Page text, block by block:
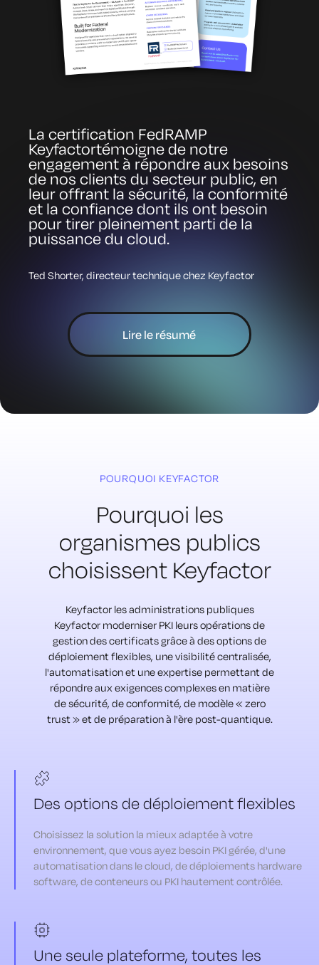
La certification FedRAMP
Keyfactortémoigne de notre
engagement à répondre aux besoins
de nos clients du secteur public, en
leur offrant la sécurité, la conformité
et la confiance dont ils ont besoin
pour tirer pleinement parti de la
puissance du cloud.
Ted Shorter, directeur technique chez Keyfactor
Lire le résumé
POURQUOI KEYFACTOR
Pourquoi les
organismes publics
choisissent Keyfactor
Keyfactor les administrations publiques
Keyfactor moderniser PKI leurs opérations de
gestion des certificats grâce à des options de
déploiement flexibles, une visibilité centralisée,
l'automatisation et une expertise permettant de
répondre aux exigences complexes en matière
de sécurité, de conformité, de modèle « zero
trust » et de préparation à l'ère post-quantique.
Des options de déploiement flexibles
Choisissez la solution la mieux adaptée à votre
environnement, que vous ayez besoin PKI gérée, d'une
automatisation dans le cloud, de déploiements hardware
software, de conteneurs ou PKI hautement contrôlée.
Une seule plateforme, toutes les